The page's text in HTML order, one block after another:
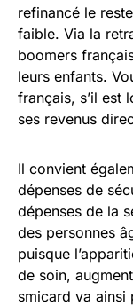
refinancé le
faible. Via la
boomers
leurs enfants.
français, s’il est
ses revenus
Il convient
dépenses de
dépenses de la
des personnes
puisque
de soin,
smicard va ainsi